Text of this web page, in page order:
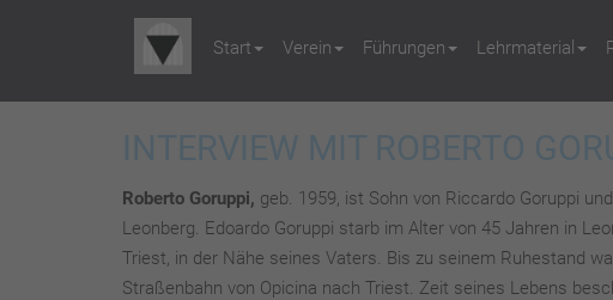
Start Verein Führungen Lehrmaterial
INTERVIEW MIT ROBERTO
Roberto Goruppi, geb. 1959, ist Sohn von Riccardo Goruppi
Leonberg. Edoardo Goruppi starb im Alter von 45 Jahren in
Triest, in der Nähe seines Vaters. Bis zu seinem Ruhestand
Straßenbahn von Opicina nach Triest. Zeit seines Lebens